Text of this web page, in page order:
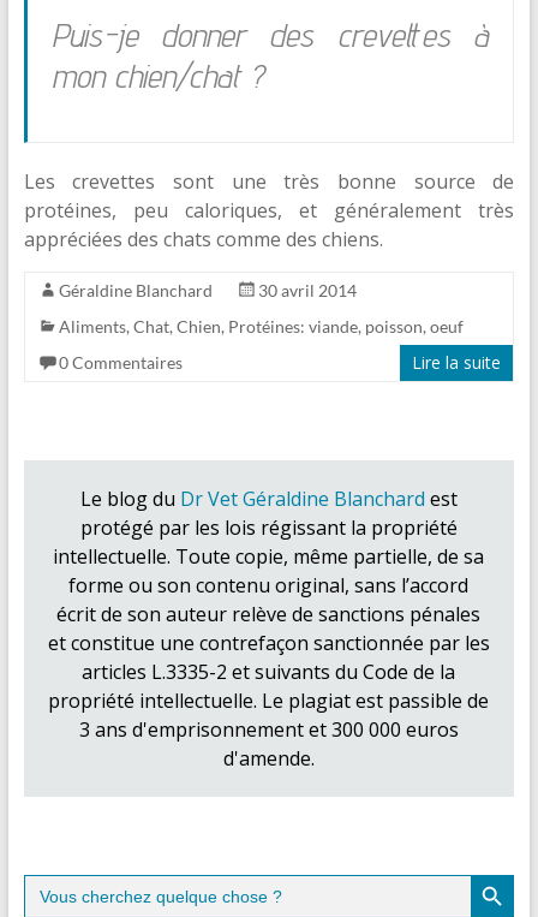
Puis-je donner des crevettes à
mon chien/chat ?
Les crevettes sont une très bonne source de
protéines, peu caloriques, et généralement très
appréciées des chats comme des chiens.
Géraldine Blanchard
30 avril 2014
Aliments, Chat, Chien, Protéines: viande, poisson, oeuf
0 Commentaires
Lire la suite
Le blog du Dr Vet Géraldine Blanchard est
protégé par les lois régissant la propriété
intellectuelle. Toute copie, même partielle, de sa
forme ou son contenu original, sans l’accord
écrit de son auteur relève de sanctions pénales
et constitue une contrefaçon sanctionnée par les
articles L.3335-2 et suivants du Code de la
propriété intellectuelle. Le plagiat est passible de
3 ans d'emprisonnement et 300 000 euros
d'amende.
Search
for:
Search Button